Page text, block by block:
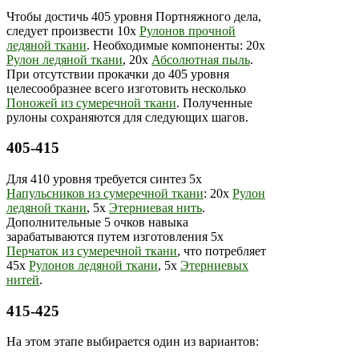
Чтобы достичь 405 уровня Портняжного дела,
следует произвести 10х Рулонов прочной
ледяной ткани. Необходимые компоненты: 20х
Рулон ледяной ткани, 20х Абсолютная пыль.
При отсутствии прокачки до 405 уровня
целесообразнее всего изготовить несколько
Поножей из сумеречной ткани. Полученные
рулоны сохраняются для следующих шагов.
405-415
Для 410 уровня требуется синтез 5х
Напульсников из сумеречной ткани: 20х Рулон
ледяной ткани, 5х Этерниевая нить.
Дополнительные 5 очков навыка
зарабатываются путем изготовления 5х
Перчаток из сумеречной ткани, что потребляет
45х Рулонов ледяной ткани, 5х Этерниевых
нитей.
415-425
На этом этапе выбирается один из вариантов: